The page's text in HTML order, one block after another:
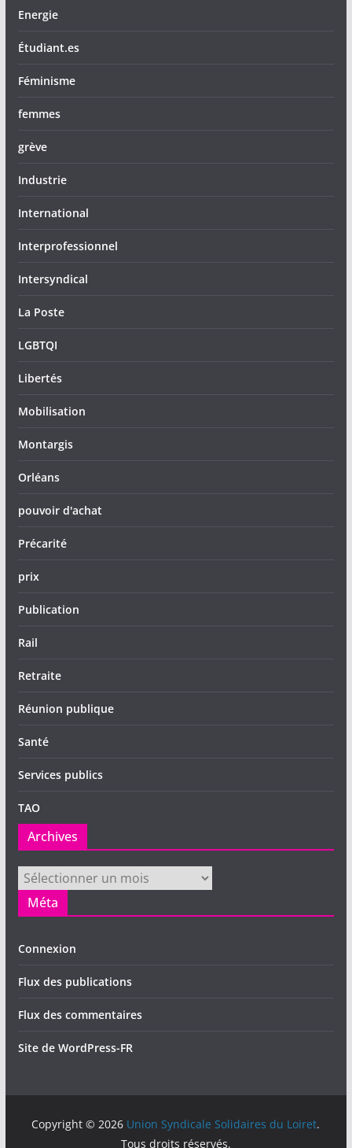
Energie
Étudiant.es
Féminisme
femmes
grève
Industrie
International
Interprofessionnel
Intersyndical
La Poste
LGBTQI
Libertés
Mobilisation
Montargis
Orléans
pouvoir d'achat
Précarité
prix
Publication
Rail
Retraite
Réunion publique
Santé
Services publics
TAO
Archives
Archives
Méta
Connexion
Flux des publications
Flux des commentaires
Site de WordPress-FR
Copyright © 2026 Union Syndicale Solidaires du Loiret.
Tous droits réservés.